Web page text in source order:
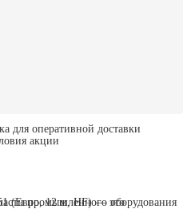
акции
(Евро, 12 м, HF) — это
для оперативной доставки
промышленного оборудования